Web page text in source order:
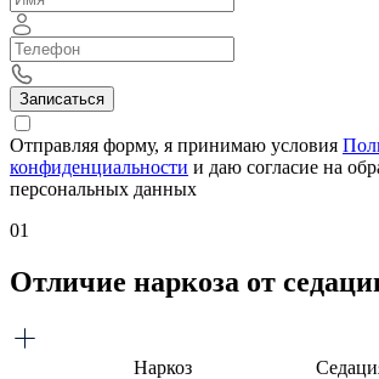
Записаться
Отправляя форму, я принимаю условия
конфиденциальности и даю согласие на
персональных данных
01
Отличие наркоза от
Наркоз